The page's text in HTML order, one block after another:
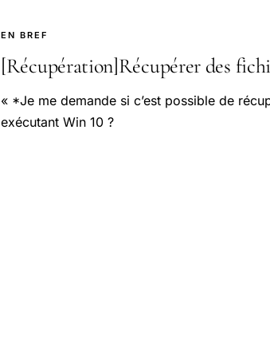
EN BREF
[Récupération]Récupérer des
« *Je me demande si c’est possible de
exécutant Win 10 ?